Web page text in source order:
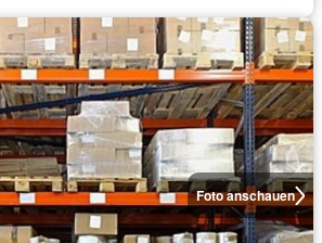
Foto anschauen